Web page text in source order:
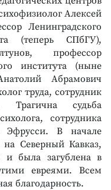
Алексей
Ленинградского
(теперь СПбГУ),
профессор
института (ныне
Абрамович
труда, сотрудник
Трагична судьба
сотрудника
Эфрусси. В начале
Северный Кавказ,
была загублена в
евреями. Всем
благодарность.